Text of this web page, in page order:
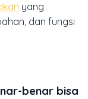
yang
dan fungsi
benar bisa